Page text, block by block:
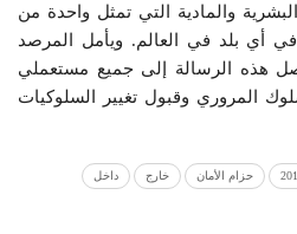
والمادية التي تمثل واحدة من
أي بلد في العالم. ويأمل المرصد
هذه الرسالة إلى جميع مستعملي
المروري وقبول تغيير السلوكيات
حزام الأمان خارج داخل